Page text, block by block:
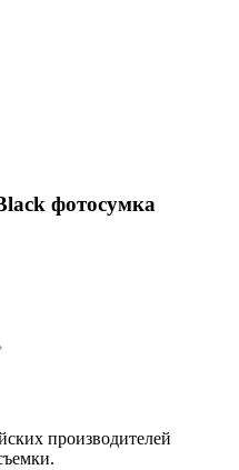
фотосумка
производителей